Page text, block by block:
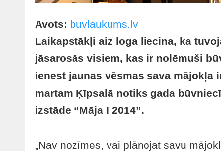
Avots: buvlaukums.lv
Laikapstākļi aiz loga liecina, ka
jāsarosās visiem, kas ir nolēmuši
ienest jaunas vēsmas sava mājokļa
martam Ķīpsalā notiks gada
izstāde “Māja I 2014”.
„Nav nozīmes, vai plānojat savu